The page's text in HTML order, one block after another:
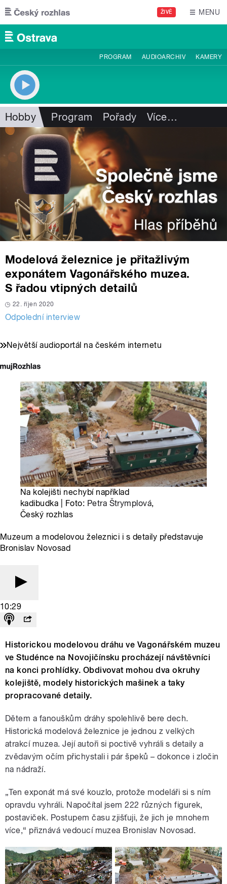
Přejít k hlavnímu obsahu
ŽIVĚ MENU
PROGRAM AUDIOARCHIV KAMERY
Hobby Program Pořady Více…
Modelová železnice je přitažlivým
exponátem Vagonářského muzea.
S řadou vtipných detailů
22. říjen 2020
Odpolední interview
Největší audioportál na českém internetu
Na kolejišti nechybí například
kadibudka | Foto: Petra Štrymplová,
Český rozhlas
Muzeum a modelovou železnici i s detaily představuje
Bronislav Novosad
10:29
Historickou modelovou dráhu ve Vagonářském muzeu
ve Studénce na Novojičínsku procházejí návštěvníci
na konci prohlídky. Obdivovat mohou dva okruhy
kolejiště, modely historických mašinek a taky
propracované detaily.
Dětem a fanouškům dráhy spolehlivě bere dech.
Historická modelová železnice je jednou z velkých
atrakcí muzea. Její autoři si poctivě vyhráli s detaily a
zvědavým očím přichystali i pár špeků – dokonce i zločin
na nádraží.
„Ten exponát má své kouzlo, protože modeláři si s ním
opravdu vyhráli. Napočítal jsem 222 různých figurek,
postaviček. Postupem času zjišťuji, že jich je mnohem
více,“ přiznává vedoucí muzea Bronislav Novosad.